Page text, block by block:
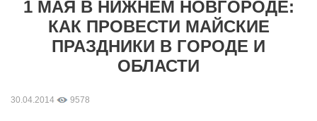
1 МАЯ В НИЖНЕМ НОВГОРОДЕ:
КАК ПРОВЕСТИ МАЙСКИЕ
ПРАЗДНИКИ В ГОРОДЕ И
ОБЛАСТИ
30.04.2014 9578